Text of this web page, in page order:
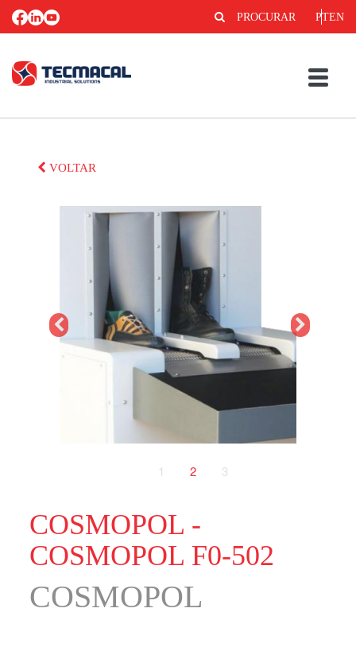
EN
PT
PROCURAR
VOLTAR
1 2 3
COSMOPOL -
COSMOPOL F0-502
COSMOPOL